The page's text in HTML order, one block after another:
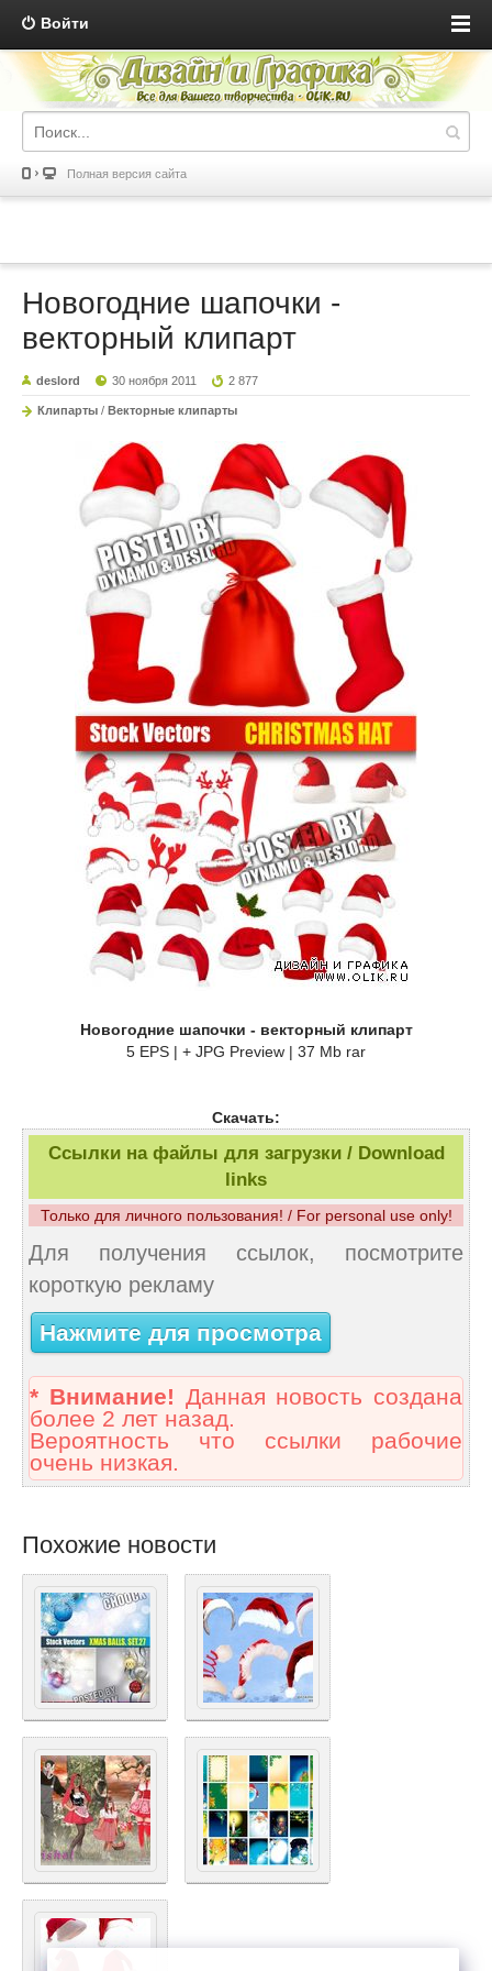
Войти
Полная версия сайта
Новогодние шапочки -
векторный клипарт
deslord 30 ноября 2011 2 877
Клипарты / Векторные клипарты
Новогодние шапочки - векторный клипарт
5 EPS | + JPG Preview | 37 Mb rar
Скачать:
Ссылки на файлы для загрузки / Download
links
Только для личного пользования! / For personal use only!
Для получения ссылок, посмотрите
короткую рекламу
Нажмите для просмотра
* Внимание! Данная новость создана
более 2 лет назад.
Вероятность что ссылки рабочие
очень низкая.
Похожие новости